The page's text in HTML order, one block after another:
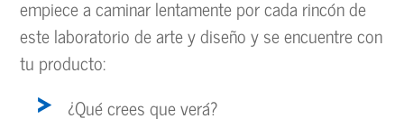
empiece a caminar lentamente por cada rincón de
este laboratorio de arte y diseño y se encuentre con
tu producto:
¿Qué crees que verá?